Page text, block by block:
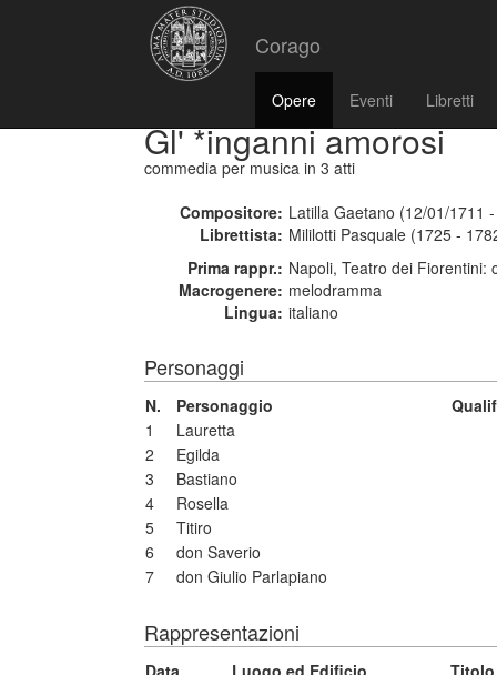
Corago
Opere Eventi Libretti
Gl' *inganni amorosi
commedia per musica in 3 atti
Compositore: Latilla Gaetano (12/01/1711
Librettista: Mililotti Pasquale (1725 -
Prima rappr.: Napoli, Teatro dei Fiorentini:
Macrogenere: melodramma
Lingua: italiano
Personaggi
N. Personaggio
1
Lauretta
2
Egilda
3
Bastiano
4
Rosella
5
Titiro
6
don Saverio
7
don Giulio Parlapiano
Rappresentazioni
Data Luogo ed Edificio
Titolo